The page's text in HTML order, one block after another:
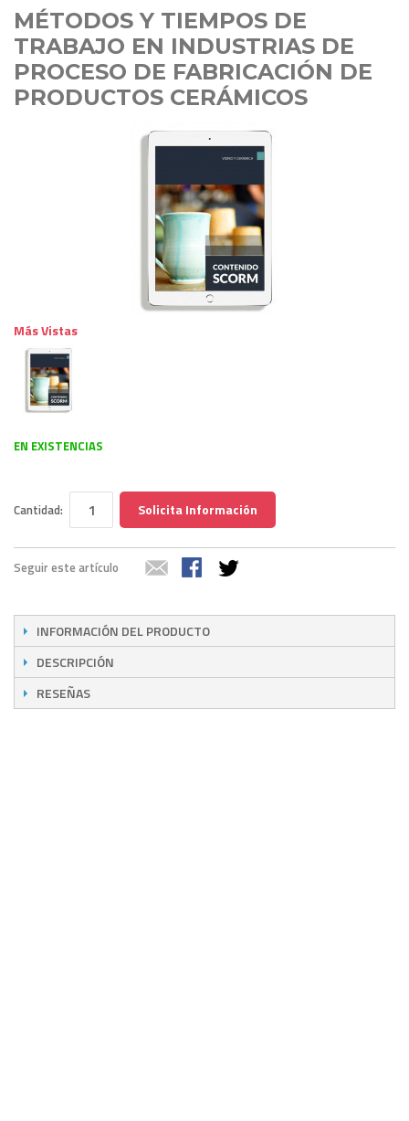
MÉTODOS Y TIEMPOS DE
TRABAJO EN INDUSTRIAS DE
PROCESO DE FABRICACIÓN DE
PRODUCTOS CERÁMICOS
Más Vistas
EN EXISTENCIAS
Cantidad: Solicita Información
Seguir este artículo
INFORMACIÓN DEL PRODUCTO
DESCRIPCIÓN
RESEÑAS